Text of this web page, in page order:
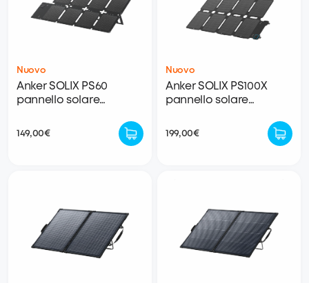
Nuovo
Anker SOLIX PS60
pannello solare
149,00€
Nuovo
Anker SOLIX PS100X
pannello solare
199,00€